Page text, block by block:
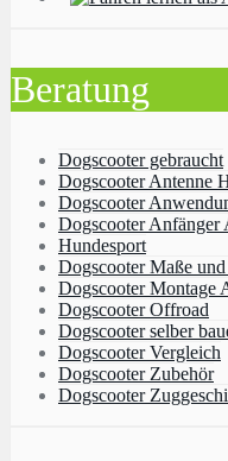
Beratung
Dogscooter gebraucht
Dogscooter Antenne
Dogscooter
Dogscooter Anfänger
Hundesport
Dogscooter Maße
Dogscooter Montage
Dogscooter Offroad
Dogscooter selber
Dogscooter Vergleich
Dogscooter Zubehör
Dogscooter